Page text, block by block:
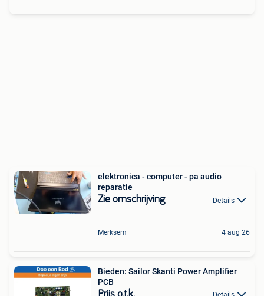
elektronica - computer - pa audio
reparatie
Zie omschrijving Details
Merksem 4 aug 26
Bieden: Sailor Skanti Power Amplifier
PCB